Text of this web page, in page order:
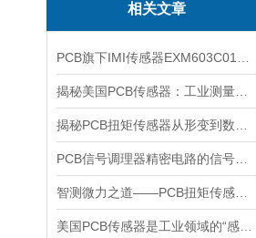
相关文章